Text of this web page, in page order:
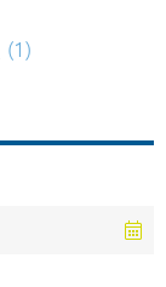
(1)